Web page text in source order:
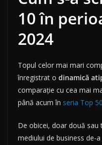
10 în
2024
Topul celor mai mari
înregistrat o dinamică
comparație cu cea mai
până acum în seria Top
De obicei, doar două
mediului de business de-